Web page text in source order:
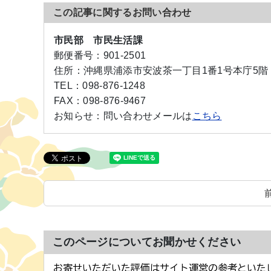
この記事に関するお問い合わせ
市民部 市民生活課
郵便番号： 901-2501
住所： 沖縄県浦添市安波茶一丁目1番1号本庁5階
TEL：098-876-1248
FAX：098-876-9467
お知らせ： 問い合わせメールは こちら
このページについてお聞かせください